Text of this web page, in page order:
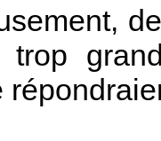
trop